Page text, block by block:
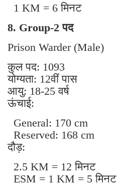
1 KM = 6 मिनट
8. Group-2 पद
Prison Warder (Male)
कुल पद: 1093
योग्यता: 12वीं पास
आयु: 18-25 वर्ष
ऊंचाई:
General: 170 cm
Reserved: 168 cm
दौड़:
2.5 KM = 12 मिनट
ESM = 1 KM = 5 मिनट